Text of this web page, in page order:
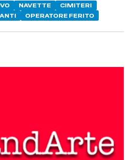
NAVETTE
CIMITERI
OPERATORE FERITO